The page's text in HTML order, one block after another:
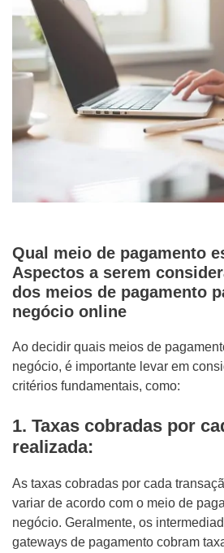
Qual meio de pagamento
Aspectos a serem
dos meios de pagamento
negócio online
Ao decidir quais meios de
negócio, é importante levar em
critérios fundamentais, como:
1. Taxas cobradas por
realizada:
As taxas cobradas por cada
variar de acordo com o meio de
negócio. Geralmente, os
gateways de pagamento cobram